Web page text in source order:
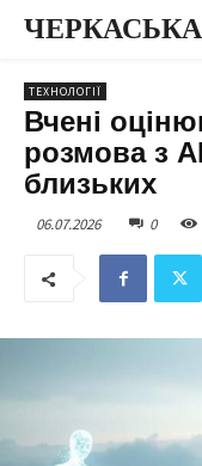
ТЕХНОЛОГІЇ
Вчені
розмова з
близьких
06.07.2026 0